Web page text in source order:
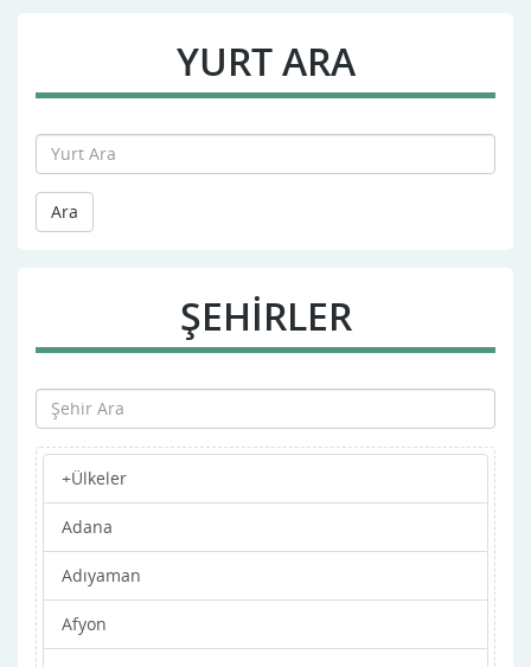
YURT ARA
Ara
ŞEHİRLER
+Ülkeler
Adana
Adıyaman
Afyon